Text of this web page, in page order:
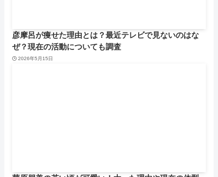
彦摩呂が痩せた理由とは？最近テレビで見ないのはな
ぜ？現在の活動についても調査
2026年5月15日